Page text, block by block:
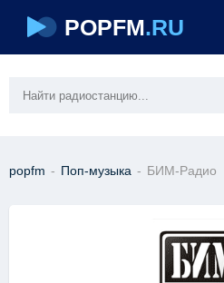
POPFM.RU
popfm - Поп-музыка - БИМ-Радио